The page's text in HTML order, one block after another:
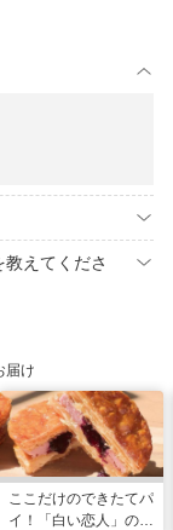
えてくださ
届け
ここだけのできたてパ
イ！「白い恋人」の石